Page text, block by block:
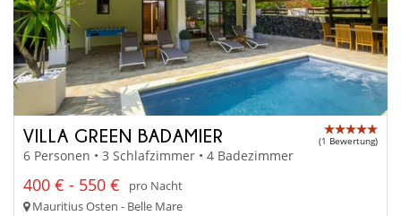
VILLA GREEN BADAMIER (1 Bewertung)
6 Personen • 3 Schlafzimmer • 4 Badezimmer
400 € - 550 €
pro Nacht
Mauritius Osten - Belle Mare